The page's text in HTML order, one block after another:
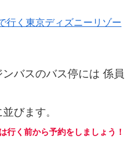
行く東京ディズニーリゾー
ンバスのバス停には 係員
並びます。
行く前から予約をしましょう！